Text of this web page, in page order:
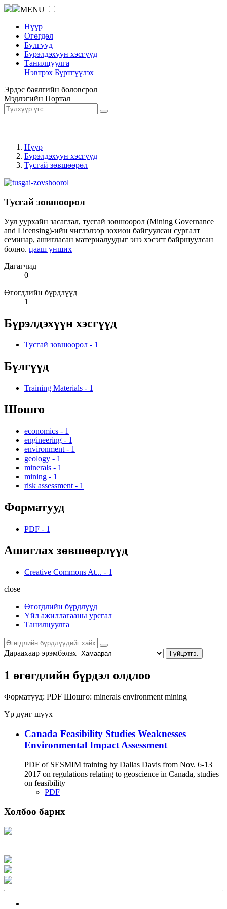
MENU
Нүүр
Өгөгдөл
Бүлгүүд
Бүрэлдэхүүн хэсгүүд
Танилцуулга
Нэвтрэх Бүртгүүлэх
Эрдэс баялгийн боловсрол
Мэдлэгийн Портал
Нүүр
Бүрэлдэхүүн хэсгүүд
Тусгай зөвшөөрөл
Тусгай зөвшөөрөл
Уул уурхайн засаглал, тусгай зөвшөөрөл (Mining Governance
and Licensing)-ийн чиглэлээр зохион байгуулсан сургалт
семинар, ашигласан материалуудыг энэ хэсэгт байршуулсан
болно. цааш унших
Дагагчид
0
Өгөгдлийн бүрдлүүд
1
Бүрэлдэхүүн хэсгүүд
Тусгай зөвшөөрөл - 1
Бүлгүүд
Training Materials - 1
Шошго
economics - 1
engineering - 1
environment - 1
geology - 1
minerals - 1
mining - 1
risk assessment - 1
Форматууд
PDF - 1
Ашиглах зөвшөөрлүүд
Creative Commons At... - 1
close
Өгөгдлийн бүрдлүүд
Үйл ажиллагааны урсгал
Танилцуулга
Дараахаар эрэмбэлэх Гүйцэтгэ.
1 өгөгдлийн бүрдэл олдлоо
Форматууд: PDF Шошго: minerals environment mining
Үр дүнг шүүх
Canada Feasibility Studies Weaknesses
Environmental Impact Assessment
PDF of SESMIM training by Dallas Davis from Nov. 6-13
2017 on regulations relating to geoscience in Canada, studies
on feasibility
PDF
Холбоо барих